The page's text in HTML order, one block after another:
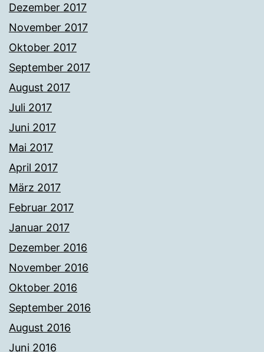
Dezember 2017
November 2017
Oktober 2017
September 2017
August 2017
Juli 2017
Juni 2017
Mai 2017
April 2017
März 2017
Februar 2017
Januar 2017
Dezember 2016
November 2016
Oktober 2016
September 2016
August 2016
Juni 2016